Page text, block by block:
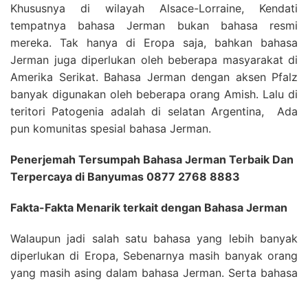
Khususnya di wilayah Alsace-Lorraine, Kendati
tempatnya bahasa Jerman bukan bahasa resmi
mereka. Tak hanya di Eropa saja, bahkan bahasa
Jerman juga diperlukan oleh beberapa masyarakat di
Amerika Serikat. Bahasa Jerman dengan aksen Pfalz
banyak digunakan oleh beberapa orang Amish. Lalu di
teritori Patogenia adalah di selatan Argentina, Ada
pun komunitas spesial bahasa Jerman.
Penerjemah Tersumpah Bahasa Jerman Terbaik Dan
Terpercaya di Banyumas 0877 2768 8883
Fakta-Fakta Menarik terkait dengan Bahasa Jerman
Walaupun jadi salah satu bahasa yang lebih banyak
diperlukan di Eropa, Sebenarnya masih banyak orang
yang masih asing dalam bahasa Jerman. Serta bahasa